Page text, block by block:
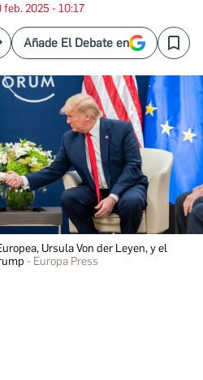
feb. 2025 - 10:17
Añade El Debate en Save
Ursula Von der Leyen, y el
Europa Press